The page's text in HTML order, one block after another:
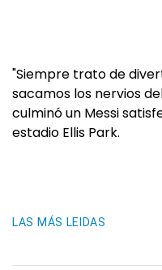
"Siempre trato de
sacamos los nervios
culminó un Messi
estadio Ellis Park.
LAS MÁS LEIDAS